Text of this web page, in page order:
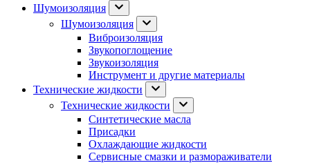
Шумоизоляция
Шумоизоляция
Виброизоляция
Звукопоглощение
Звукоизоляция
Инструмент и другие материалы
Технические жидкости
Технические жидкости
Синтетические масла
Присадки
Охлаждающие жидкости
Сервисные смазки и размораживатели